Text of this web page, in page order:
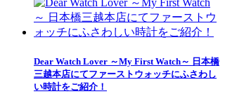
Dear Watch Lover ～My First Watch～ 日本橋
三越本店にてファーストウォッチにふさわし
い時計をご紹介！